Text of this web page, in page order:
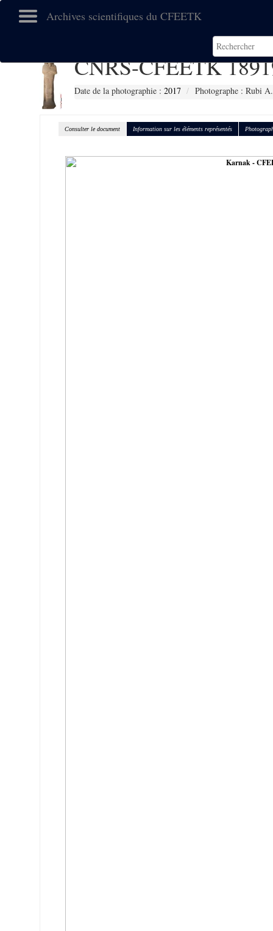
Archives scientifiques du CFEETK
CNRS-CFEETK
Date de la photographie : 2017 Photographe : Rubi A.
Consulter le document Information sur les éléments représentés